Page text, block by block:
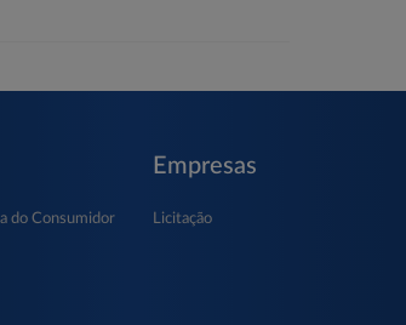
do Consumidor
Empresas
Licitação